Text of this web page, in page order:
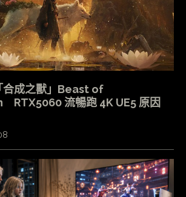
合成之獸」Beast of
流暢跑 4K UE5 原因